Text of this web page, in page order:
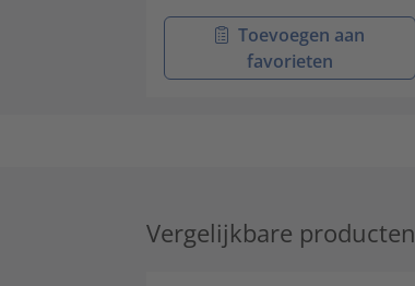
Toevoegen aan
favorieten
Vergelijkbare producten